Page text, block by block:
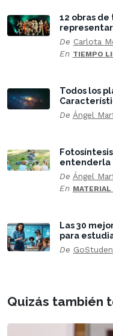
12 obras
De Carlota
En TIEMPO
Todos los
De Ángel
entenderla
De Ángel
En
Las 30
para
De
Quizás también